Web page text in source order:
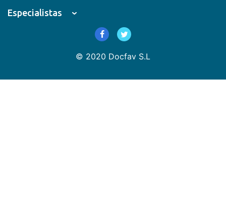
Especialistas
© 2020 Docfav S.L